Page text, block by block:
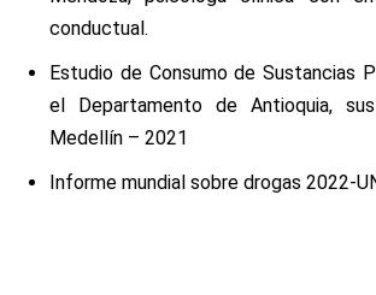
conductual.
Estudio de Consumo de Sustancias
el Departamento de Antioquia,
Medellín – 2021
Informe mundial sobre drogas 2022-